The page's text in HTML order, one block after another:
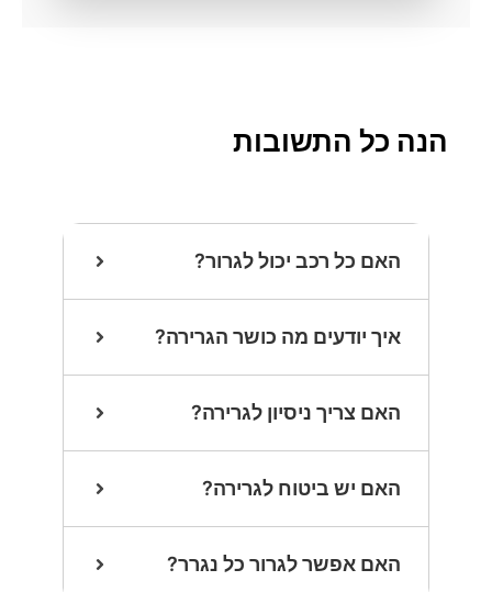
הנה כל התשובות
האם כל רכב יכול לגרור?
איך יודעים מה כושר הגרירה?
האם צריך ניסיון לגרירה?
האם יש ביטוח לגרירה?
האם אפשר לגרור כל נגרר?